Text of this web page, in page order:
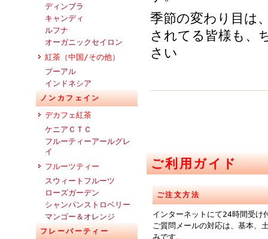
ディンブラ
キャンディ
ルフナ
オーガニックセイロン
紅茶（中国/その他）
プーアル
インドネシア
ノンカフェイン
デカフェ紅茶
ケニアＣＴＣ
フルーティーアールグレ
イ
フルーツティー
スウィートフルーツ
ローズガーデン
シャンパンストロベリー
マンゴー＆オレンジ
フレーバーティー
季節の変わり目は
されてる皆様も、
さい
ご利用ガイド
ご注文方法
インターネットにて24時間受け
ご質問メールの対応は、基本、
みです。